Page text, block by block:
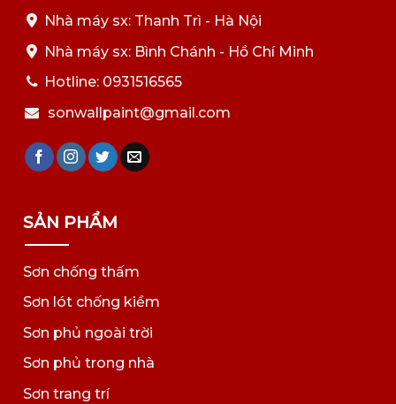
Nhà máy sx: Thanh Trì - Hà Nội
Nhà máy sx: Bình Chánh - Hồ Chí Minh
Hotline: 0931516565
sonwallpaint@gmail.com
SẢN PHẨM
Sơn chống thấm
Sơn lót chống kiềm
Sơn phủ ngoài trời
Sơn phủ trong nhà
Sơn trang trí